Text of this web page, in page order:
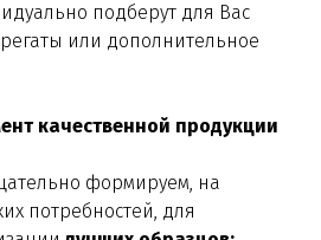
подберут для Вас
или дополнительное
качественной продукции
формируем, на
потребностей, для